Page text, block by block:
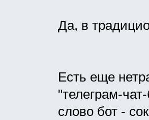
Да, в
Есть еще
"телеграм-
слово бот -